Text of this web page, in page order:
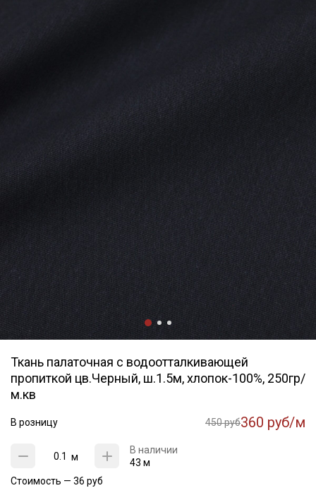
Ткань палаточная с водоотталкивающей
пропиткой цв.Черный, ш.1.5м, хлопок-100%, 250гр/
м.кв
В розницу 450 руб360 руб/м
м
В наличии
43 м
Стоимость — 36 руб